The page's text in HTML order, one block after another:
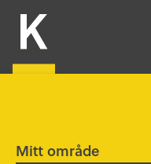
Mitt område
HOVEDINNHOLD